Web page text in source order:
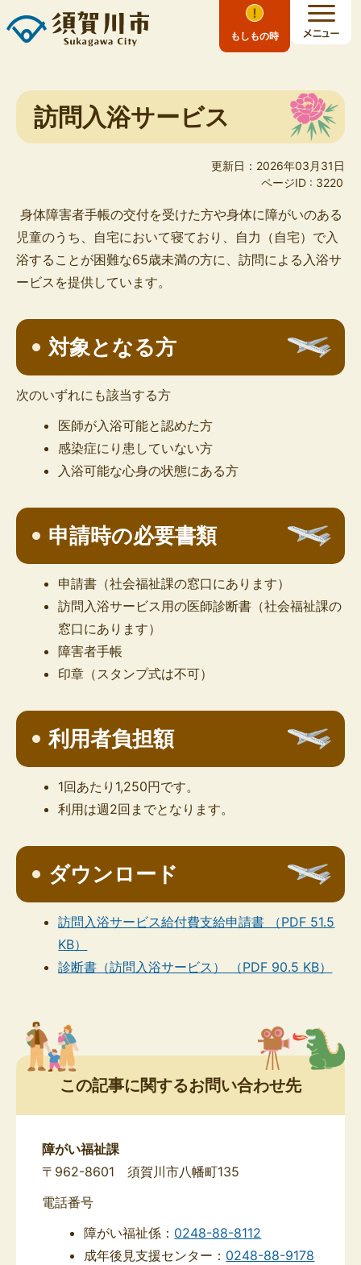
もしもの時
訪問入浴サービス
更新日：2026年03月31日
ページID : 3220
身体障害者手帳の交付を受けた方や身体に障がいのある
児童のうち、自宅において寝ており、自力（自宅）で入
浴することが困難な65歳未満の方に、訪問による入浴サ
ービスを提供しています。
対象となる方
次のいずれにも該当する方
医師が入浴可能と認めた方
感染症にり患していない方
入浴可能な心身の状態にある方
申請時の必要書類
申請書（社会福祉課の窓口にあります）
訪問入浴サービス用の医師診断書（社会福祉課の
窓口にあります）
障害者手帳
印章（スタンプ式は不可）
利用者負担額
1回あたり1,250円です。
利用は週2回までとなります。
ダウンロード
訪問入浴サービス給付費支給申請書 （PDF 51.5
KB）
診断書（訪問入浴サービス） （PDF 90.5 KB）
この記事に関するお問い合わせ先
障がい福祉課
〒962-8601 須賀川市八幡町135
電話番号
障がい福祉係： 0248-88-8112
成年後見支援センター： 0248-88-9178